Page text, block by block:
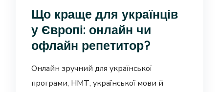
Що краще для українців
у Європі: онлайн чи
офлайн репетитор?
Онлайн зручний для української
програми, НМТ, української мови й